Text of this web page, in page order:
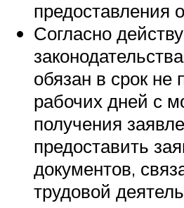
предоставления
Согласно
обязан в срок не
рабочих дней с
получения
предоставить
документов,
трудовой